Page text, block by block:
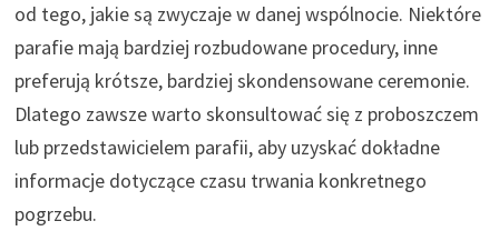
od tego, jakie są zwyczaje w danej wspólnocie. Niektóre
parafie mają bardziej rozbudowane procedury, inne
preferują krótsze, bardziej skondensowane ceremonie.
Dlatego zawsze warto skonsultować się z proboszczem
lub przedstawicielem parafii, aby uzyskać dokładne
informacje dotyczące czasu trwania konkretnego
pogrzebu.